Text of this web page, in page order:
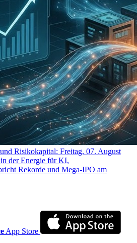
Risikokapital: Freitag, 07. August
der Energie für KI,
Rekorde und Mega-IPO am
App Store